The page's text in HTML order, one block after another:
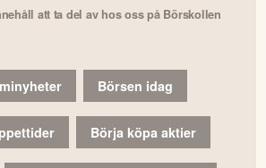
att ta del av hos oss på Börskollen
Börsen idag
Börja köpa aktier